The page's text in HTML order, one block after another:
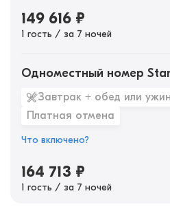
149 616 ₽
1 гость / за 7 ночей
Одноместный номер
Завтрак + обед или
Платная отмена
Что включено?
164 713 ₽
1 гость / за 7 ночей